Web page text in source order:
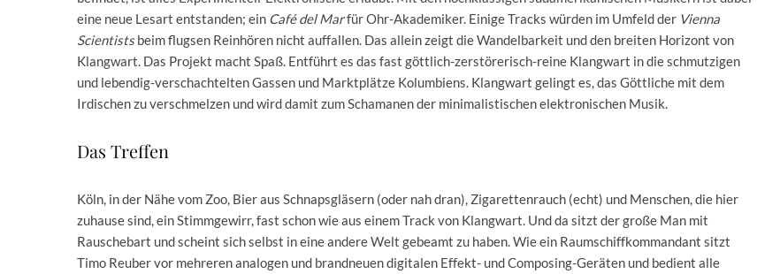
eine neue Lesart entstanden; ein Café del Marfür Ohr-Akademiker. Einige Tracks würden im Umfeld der Vienna
Scientistsbeim flugsen Reinhören nicht auffallen. Das allein zeigt die Wandelbarkeit und den breiten Horizont von
Klangwart. Das Projekt macht Spaß. Entführt es das fast göttlich-zerstörerisch-reine Klangwart in die schmutzigen
und lebendig-verschachtelten Gassen und Marktplätze Kolumbiens. Klangwart gelingt es, das Göttliche mit dem
Irdischen zu verschmelzen und wird damit zum Schamanen der minimalistischen elektronischen Musik.
Das Treffen
Köln, in der Nähe vom Zoo, Bier aus Schnapsgläsern (oder nah dran), Zigarettenrauch (echt) und Menschen, die hier
zuhause sind, ein Stimmgewirr, fast schon wie aus einem Track von Klangwart. Und da sitzt der große Man mit
Rauschebart und scheint sich selbst in eine andere Welt gebeamt zu haben. Wie ein Raumschiffkommandant sitzt
Timo Reuber vor mehreren analogen und brandneuen digitalen Effekt- und Composing-Geräten und bedient alle